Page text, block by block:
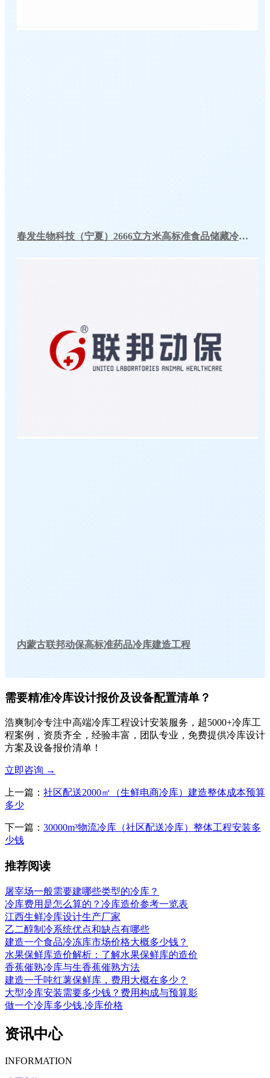
春发生物科技（宁夏）2666立方米高标准食品储藏冷库工程案例
内蒙古联邦动保高标准药品冷库建造工程
需要精准冷库设计报价及设备配置清单？
浩爽制冷专注中高端冷库工程设计安装服务，超5000+冷库工
程案例，资质齐全，经验丰富，团队专业，免费提供冷库设计
方案及设备报价清单！
立即咨询 →
上一篇： 社区配送2000㎡（生鲜电商冷库）建造整体成本预算
多少
下一篇： 30000m³物流冷库（社区配送冷库）整体工程安装多
少钱
推荐阅读
屠宰场一般需要建哪些类型的冷库？
冷库费用是怎么算的？冷库造价参考一览表
江西生鲜冷库设计生产厂家
乙二醇制冷系统优点和缺点有哪些
建造一个食品冷冻库市场价格大概多少钱？
水果保鲜库造价解析：了解水果保鲜库的造价
香蕉催熟冷库与生香蕉催熟方法
建造一千吨红薯保鲜库，费用大概在多少？
大型冷库安装需要多少钱？费用构成与预算影
做一个冷库多少钱,冷库价格
资讯中心
INFORMATION